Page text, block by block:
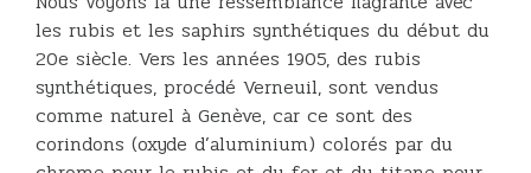
les rubis et les saphirs synthétiques du début du
20e siècle. Vers les années 1905, des rubis
synthétiques, procédé Verneuil, sont vendus
comme naturel à Genève, car ce sont des
corindons (oxyde d’aluminium) colorés par du